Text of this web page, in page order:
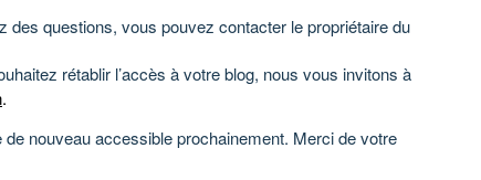
des questions, vous pouvez contacter le propriétaire du
rétablir l’accès à votre blog, nous vous invitons à
.
nouveau accessible prochainement. Merci de votre